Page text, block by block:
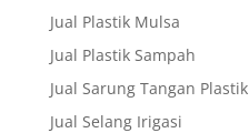
Jual Plastik Mulsa
Jual Plastik Sampah
Jual Sarung Tangan Plastik
Jual Selang Irigasi